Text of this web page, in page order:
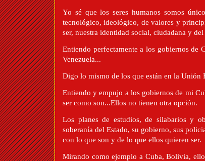
Yo sé que los seres humanos somos
tecnológico, ideológico, de valores y
ser, nuestra identidad social, ciudadana y del
Entiendo perfectamente a los gobiernos de
Venezuela...
Digo lo mismo de los que están en la Unión
Entiendo y empujo a los gobiernos de mi
ser como son...Ellos no tienen otra opción.
Los planes de estudios, de silabarios y
soberanía del Estado, su gobierno, sus
con lo que son y de lo que ellos quieren ser.
Mirando como ejemplo a Cuba, Bolivia,